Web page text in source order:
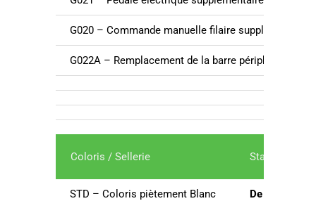
G020 – Commande manuelle filaire supplémentaire
G022A – Remplacement de la barre périphérique
Coloris / Sellerie Standard /
STD – Coloris piètement Blanc De série